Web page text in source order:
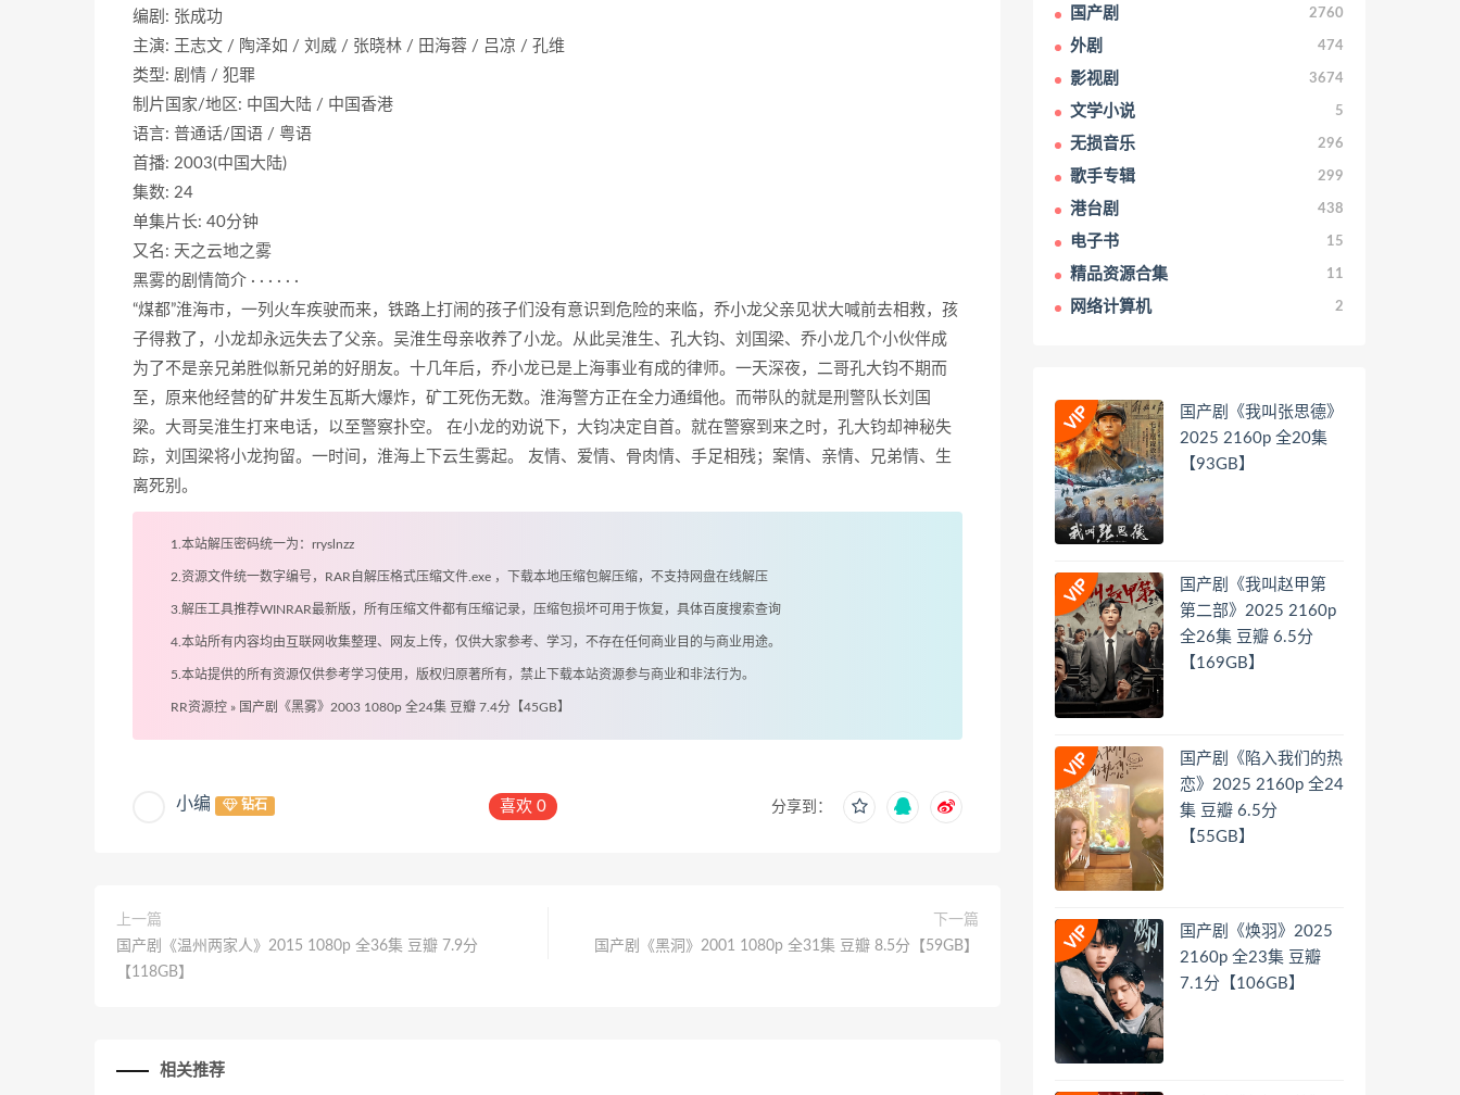
编剧: 张成功
主演: 王志文 / 陶泽如 / 刘威 / 张晓林 / 田海蓉 / 吕凉 / 孔维
类型: 剧情 / 犯罪
制片国家/地区: 中国大陆 / 中国香港
语言: 普通话/国语 / 粤语
首播: 2003(中国大陆)
集数: 24
单集片长: 40分钟
又名: 天之云地之雾
黑雾的剧情简介 · · · · · ·
“煤都”淮海市，一列火车疾驶而来，铁路上打闹的孩子们没有意识到危险的来临，乔小龙父亲见状大喊前去相救，孩
子得救了，小龙却永远失去了父亲。吴淮生母亲收养了小龙。从此吴淮生、孔大钧、刘国梁、乔小龙几个小伙伴成
为了不是亲兄弟胜似新兄弟的好朋友。十几年后，乔小龙已是上海事业有成的律师。一天深夜，二哥孔大钧不期而
至，原来他经营的矿井发生瓦斯大爆炸，矿工死伤无数。淮海警方正在全力通缉他。而带队的就是刑警队长刘国
梁。大哥吴淮生打来电话，以至警察扑空。 在小龙的劝说下，大钧决定自首。就在警察到来之时，孔大钧却神秘失
踪，刘国梁将小龙拘留。一时间，淮海上下云生雾起。 友情、爱情、骨肉情、手足相残；案情、亲情、兄弟情、生
离死别。
1.本站解压密码统一为：rryslnzz
2.资源文件统一数字编号，RAR自解压格式压缩文件.exe ，下载本地压缩包解压缩，不支持网盘在线解压
3.解压工具推荐WINRAR最新版，所有压缩文件都有压缩记录，压缩包损坏可用于恢复，具体百度搜索查询
4.本站所有内容均由互联网收集整理、网友上传，仅供大家参考、学习，不存在任何商业目的与商业用途。
5.本站提供的所有资源仅供参考学习使用，版权归原著所有，禁止下载本站资源参与商业和非法行为。
RR资源控 » 国产剧《黑雾》2003 1080p 全24集 豆瓣 7.4分【45GB】
小编 钻石 喜欢0 分享到：
上一篇
国产剧《温州两家人》2015 1080p 全36集 豆瓣 7.9分
【118GB】
下一篇
国产剧《黑洞》2001 1080p 全31集 豆瓣 8.5分【59GB】
相关推荐
国产剧 2760
外剧 474
影视剧 3674
文学小说 5
无损音乐 296
歌手专辑 299
港台剧 438
电子书 15
精品资源合集 11
网络计算机 2
国产剧《我叫张思德》
2025 2160p 全20集
【93GB】
国产剧《我叫赵甲第
第二部》2025 2160p
全26集 豆瓣 6.5分
【169GB】
国产剧《陷入我们的热
恋》2025 2160p 全24
集 豆瓣 6.5分
【55GB】
国产剧《焕羽》2025
2160p 全23集 豆瓣
7.1分【106GB】